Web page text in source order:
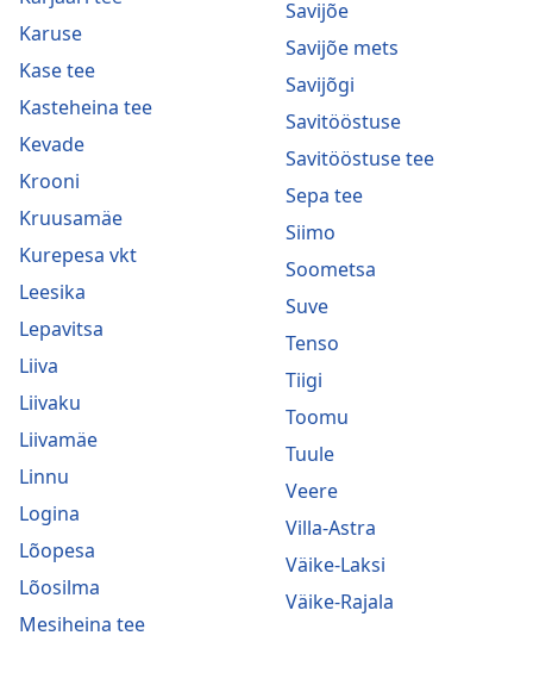
Karuse
Kase tee
Kasteheina tee
Kevade
Krooni
Kruusamäe
Kurepesa vkt
Leesika
Lepavitsa
Liiva
Liivaku
Liivamäe
Linnu
Logina
Lõopesa
Lõosilma
Mesiheina tee
Savijõe
Savijõe mets
Savijõgi
Savitööstuse
Savitööstuse tee
Sepa tee
Siimo
Soometsa
Suve
Tenso
Tiigi
Toomu
Tuule
Veere
Villa-Astra
Väike-Laksi
Väike-Rajala